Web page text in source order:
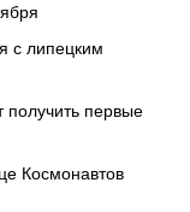
с липецким
получить первые
Космонавтов